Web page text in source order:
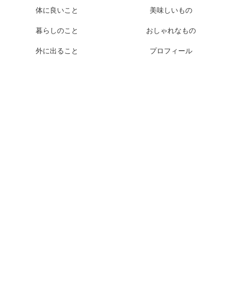
体に良いこと 美味しいもの
暮らしのこと おしゃれなもの
外に出ること プロフィール